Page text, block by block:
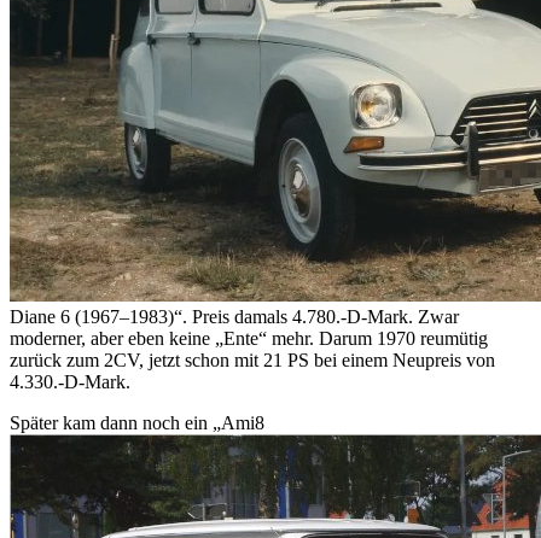
Diane 6 (1967–1983) . Preis damals 4.780.-D-Mark. Zwar
moderner, aber eben keine
Ente
mehr. Darum 1970 reumütig
zurück zum 2CV, jetzt schon mit 21 PS bei einem Neupreis von
4.330.-D-Mark.
Später kam dann noch ein
Ami8